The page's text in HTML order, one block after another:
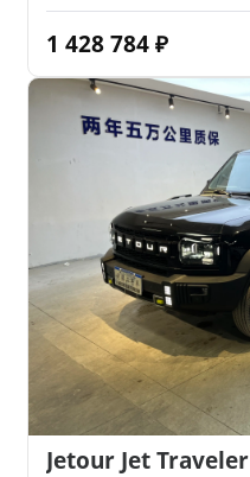
1 428 784 ₽
Jetour Jet Traveler